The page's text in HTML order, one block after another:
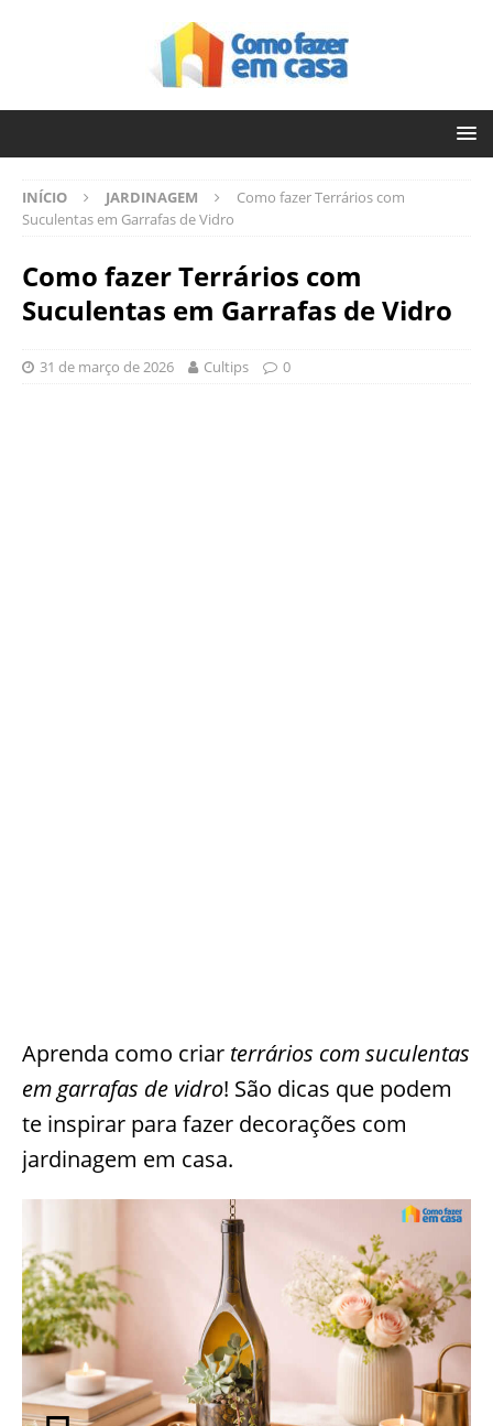
INÍCIO JARDINAGEM
Como fazer Terrários com
Suculentas em Garrafas de Vidro
Como fazer Terrários com
Suculentas em Garrafas de Vidro
31 de março de 2026 Cultips 0
Aprenda como criar terrários com suculentas
em garrafas de vidro! São dicas que podem
te inspirar para fazer decorações com
jardinagem em casa.